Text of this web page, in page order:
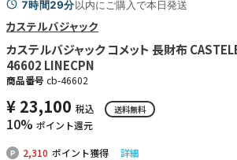
7時間29分以内にご購入で本日発送
カステルバジャック
カステルバジャック コメット 長財布
46602 LINECPN
商品番号 cb-46602
¥ 23,100 税込 送料無料
10% ポイント還元
2,310 ポイント獲得
詳細